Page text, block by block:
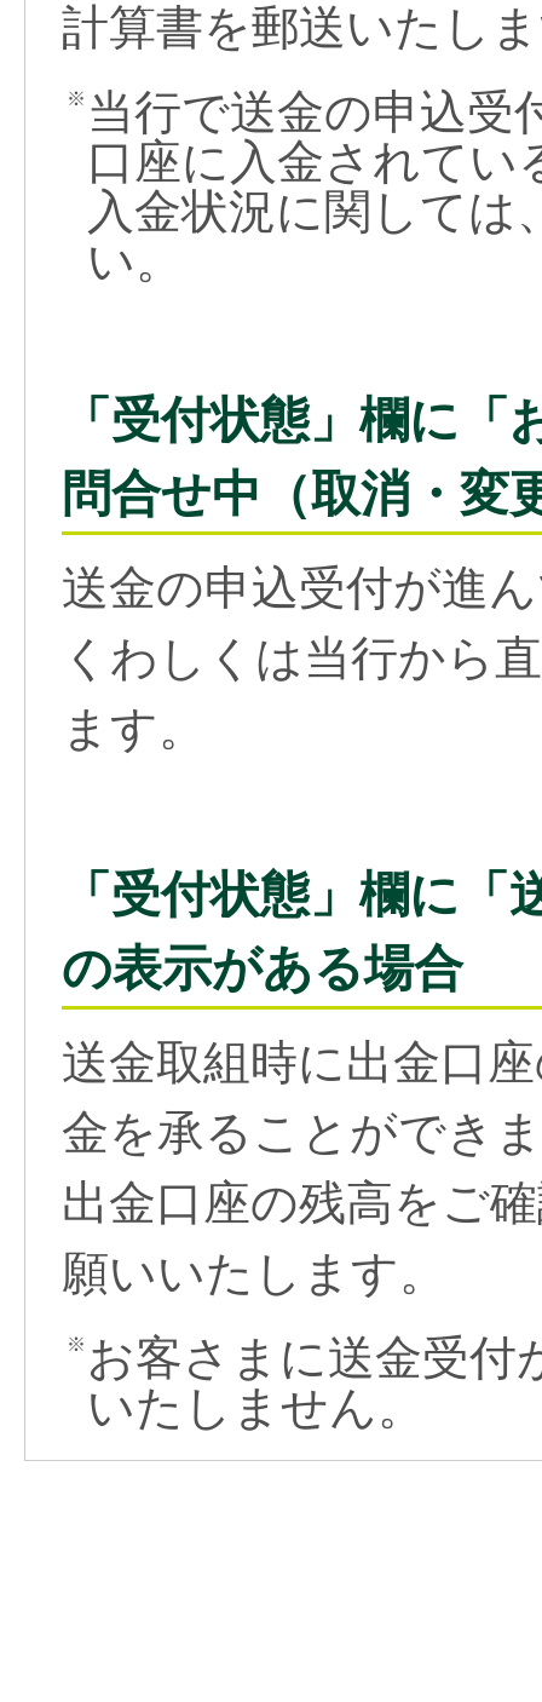
計算書を郵送いたし
※ 当行で送金の申込受
口座に入金されてい
入金状況に関しては
い。
「受付状態」欄に
問合せ中（取消・変
送金の申込受付が進
くわしくは当行から
ます。
「受付状態」欄に
の表示がある場合
送金取組時に出金口
金を承ることができ
出金口座の残高をご
願いいたします。
※ お客さまに送金受付
いたしません。